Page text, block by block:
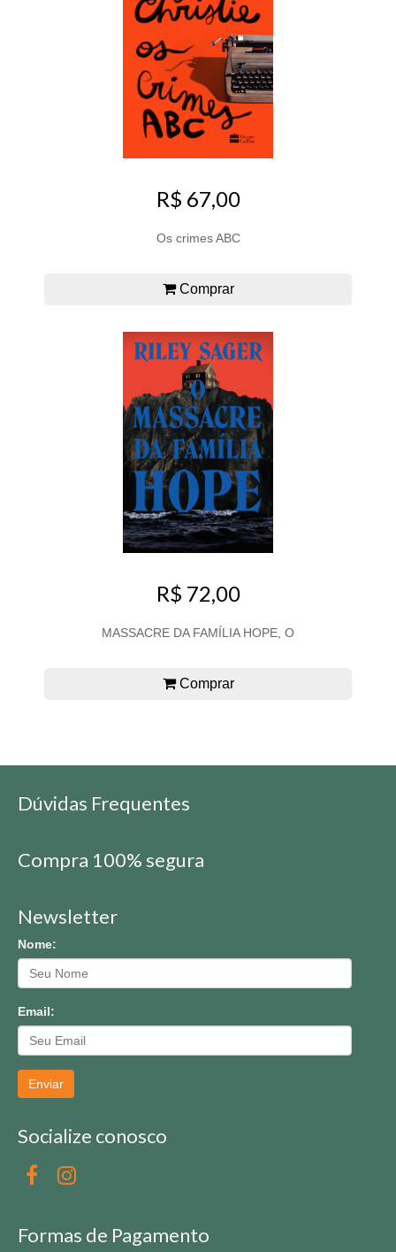
R$ 67,00
Os crimes ABC
Comprar
R$ 72,00
MASSACRE DA FAMÍLIA HOPE, O
Comprar
Dúvidas Frequentes
Compra 100% segura
Newsletter
Nome:
Email:
Enviar
Socialize conosco
Formas de Pagamento